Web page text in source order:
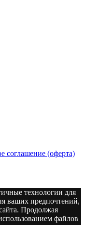
соглашение (оферта)
технологии для
ваших предпочтений,
Продолжая
файлов